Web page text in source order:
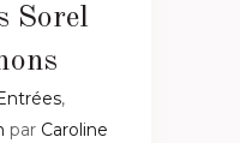
Sorel
Entrées,
par Caroline